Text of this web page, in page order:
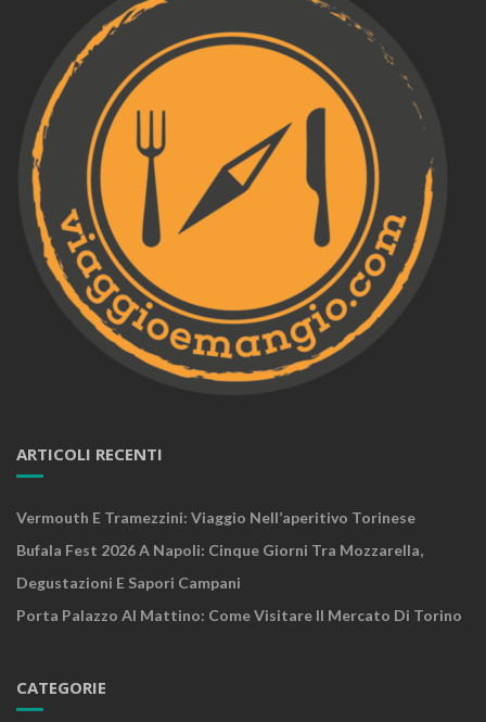
ARTICOLI RECENTI
Vermouth E Tramezzini: Viaggio Nell’aperitivo Torinese
Bufala Fest 2026 A Napoli: Cinque Giorni Tra Mozzarella,
Degustazioni E Sapori Campani
Porta Palazzo Al Mattino: Come Visitare Il Mercato Di Torino
CATEGORIE